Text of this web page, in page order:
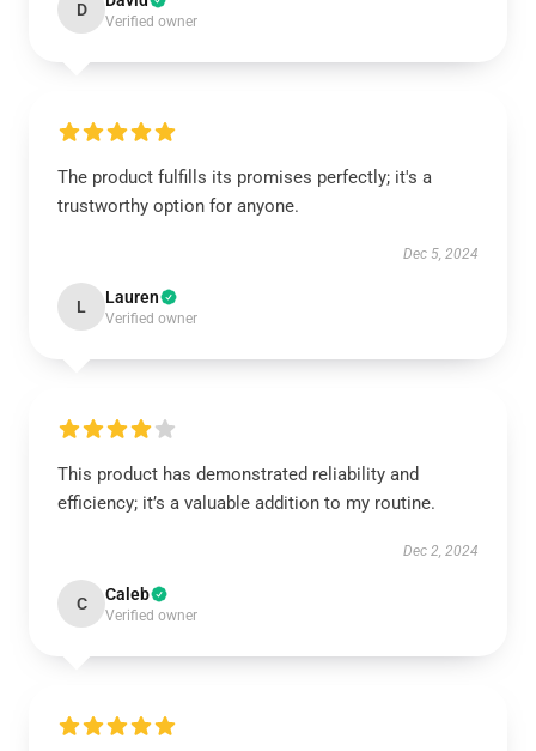
D
Verified owner
The product fulfills its promises perfectly; it's a
trustworthy option for anyone.
Dec 5, 2024
L Lauren
Verified owner
This product has demonstrated reliability and
efficiency; it’s a valuable addition to my routine.
Dec 2, 2024
C Caleb
Verified owner